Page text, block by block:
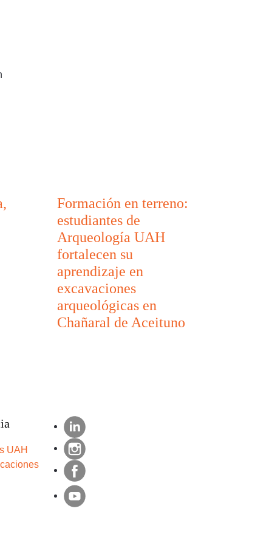
Formación en terreno:
estudiantes de
Arqueología UAH
fortalecen su
aprendizaje en
excavaciones
arqueológicas en
Chañaral de Aceituno
UAH